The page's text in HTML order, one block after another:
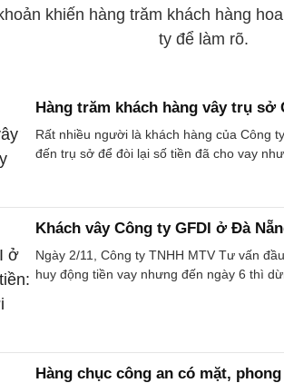
khiến hàng trăm khách hàng
ty để làm rõ.
Hàng trăm khách hàng vây trụ sở
Rất nhiều người là khách hàng của Công
đến trụ sở để đòi lại số tiền đã cho vay
Khách vây Công ty GFDI ở Đà
Ngày 2/11, Công ty TNHH MTV Tư vấn
huy động tiền vay nhưng đến ngày 6 thì
Hàng chục công an có mặt,